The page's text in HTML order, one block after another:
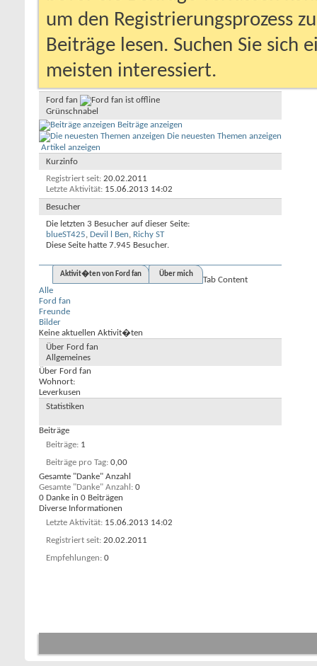
um den Registrierungsprozess
Beiträge lesen. Suchen Sie sich
meisten interessiert.
Ford fan
Grünschnabel
Beiträge anzeigen
Die neuesten Themen anzeigen
Artikel anzeigen
Kurzinfo
Registriert seit 20.02.2011
Letzte Aktivität 15.06.2013 14:02
Besucher
Die letzten 3 Besucher auf dieser Seite:
blueST425, Devil l Ben, Richy ST
Diese Seite hatte 7.945 Besucher.
Aktivit�ten von Ford fan Über mich
Tab Content
Alle
Ford fan
Freunde
Bilder
Keine aktuellen Aktivit�ten
Über Ford fan
Allgemeines
Über Ford fan
Wohnort:
Leverkusen
Statistiken
Beiträge
Beiträge 1
Beiträge pro Tag 0,00
Gesamte "Danke" Anzahl
Gesamte "Danke" Anzahl
0
0 Danke in 0 Beiträgen
Diverse Informationen
Letzte Aktivität 15.06.2013 14:02
Registriert seit 20.02.2011
Empfehlungen 0